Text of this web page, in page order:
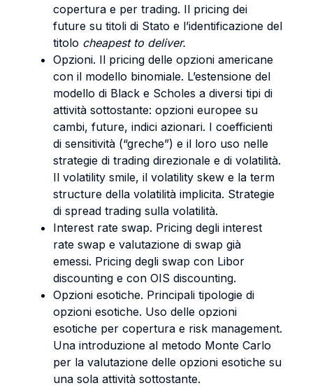
copertura e per trading. Il pricing dei
future su titoli di Stato e l’identificazione del
titolo cheapest to deliver.
Opzioni. Il pricing delle opzioni americane
con il modello binomiale. L’estensione del
modello di Black e Scholes a diversi tipi di
attività sottostante: opzioni europee su
cambi, future, indici azionari. I coefficienti
di sensitività (“greche”) e il loro uso nelle
strategie di trading direzionale e di volatilità.
Il volatility smile, il volatility skew e la term
structure della volatilità implicita. Strategie
di spread trading sulla volatilità.
Interest rate swap. Pricing degli interest
rate swap e valutazione di swap già
emessi. Pricing degli swap con Libor
discounting e con OIS discounting.
Opzioni esotiche. Principali tipologie di
opzioni esotiche. Uso delle opzioni
esotiche per copertura e risk management.
Una introduzione al metodo Monte Carlo
per la valutazione delle opzioni esotiche su
una sola attività sottostante.